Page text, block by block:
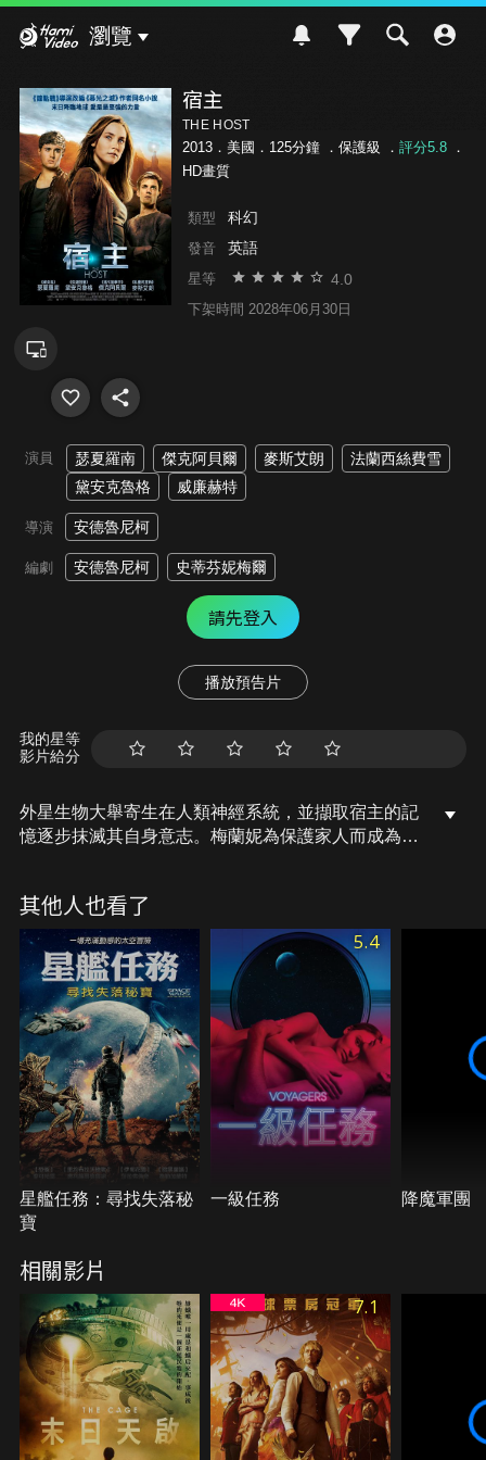
瀏覽
宿主
THE HOST
2013．美國．125分鐘 ． 保護級 ． 評分5.8．
HD畫質
類型 科幻
發音 英語
星等 4.0
下架時間 2028年06月30日
演員 瑟夏羅南 傑克阿貝爾 麥斯艾朗
法蘭西絲費雪
黛安克魯格
威廉赫特
導演 安德魯尼柯
編劇 安德魯尼柯 史蒂芬妮梅爾
請先登入
播放預告片
我的星等
影片給分
外星生物大舉寄生在人類神經系統，並擷取宿主的記
憶逐步抹滅其自身意志。梅蘭妮為保護家人而成為外
取梅蘭妮的思緒，也愛上梅蘭妮的戀人，共存於一具
軀殼中的兩個靈魂，為了尋找共同的愛人不得不合
作…
其他人也看了
星艦任務：尋找失落秘
寶
5.4
一級任務 降魔軍團
相關影片
7.1